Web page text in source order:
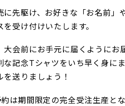
に先駆け、お好きな「お名前
受け付けいたします。
会前にお手元に届くようにお
記念Tシャツをいち早く身に
送りましょう！
は期間限定の完全受注生産と